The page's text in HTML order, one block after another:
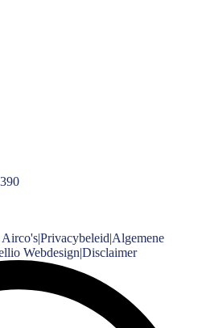
Airco's|Privacybeleid|Algemene
Webdesign|Disclaimer